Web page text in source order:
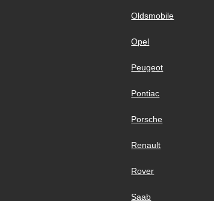
Oldsmobile
Opel
Peugeot
Pontiac
Porsche
Renault
Rover
Saab